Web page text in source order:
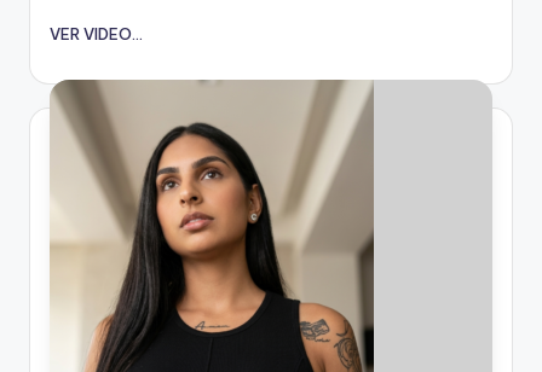
VER VIDEO...